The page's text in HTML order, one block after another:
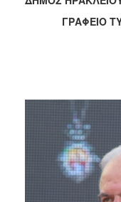
2020
2016
2015
2013
2012
ΓΡΑΦΕΙΟ